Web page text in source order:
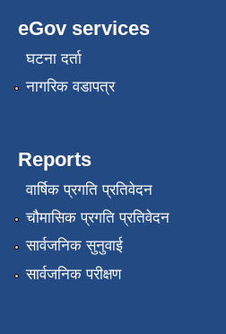
eGov services
घटना दर्ता
नागरिक वडापत्र
Reports
वार्षिक प्रगति प्रतिवेदन
चौमासिक प्रगति प्रतिवेदन
सार्वजनिक सुनुवाई
सार्वजनिक परीक्षण